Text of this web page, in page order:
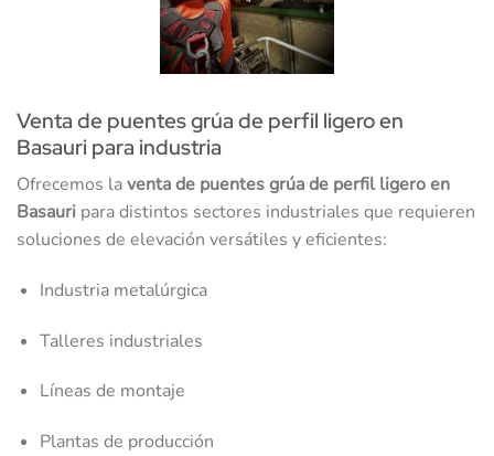
Venta de puentes grúa de perfil ligero en
Basauri para industria
Ofrecemos laventa de puentes grúa de perfil ligero en
Basauri para distintos sectores industriales que requieren
soluciones de elevación versátiles y eficientes:
Industria metalúrgica
Talleres industriales
Líneas de montaje
Plantas de producción